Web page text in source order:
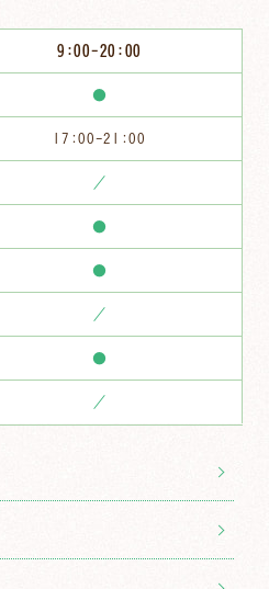
9：00-20：00
●
17：00-21：00
／
●
●
／
●
／